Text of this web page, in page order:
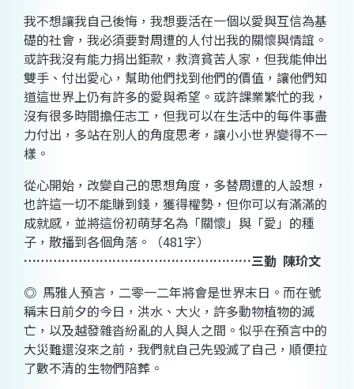
我不想讓我自己後悔，我想要活在一個以愛與互信為基
礎的社會，我必須要對周遭的人付出我的關懷與情誼。
或許我沒有能力捐出鉅款，救濟貧苦人家，但我能伸出
雙手、付出愛心，幫助他們找到他們的價值，讓他們知
道這世界上仍有許多的愛與希望。或許課業繁忙的我，
沒有很多時間擔任志工，但我可以在生活中的每件事盡
力付出，多站在別人的角度思考，讓小小世界變得不一
樣。
從心開始，改變自己的思想角度，多替周遭的人設想，
也許這一切不能賺到錢，獲得權勢，但你可以有滿滿的
成就感，並將這份初萌芽名為「關懷」與「愛」的種
子，散播到各個角落。
（481字）
………………………………………………三勤 陳玠文
◎ 馬雅人預言，二零一二年將會是世界末日。而在號
稱末日前夕的今日，洪水、大火，許多動物植物的滅
亡，以及越發雜沓紛亂的人與人之間。似乎在預言中的
大災難還沒來之前，我們就自己先毀滅了自己，順便拉
了數不清的生物們陪葬。